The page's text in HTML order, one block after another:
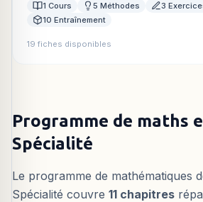
1 Cours 5 Méthodes
3
10 Entraînement
19 fiches disponibles
Programme de maths
Spécialité
Le programme de mathématiques
Spécialité couvre 11 chapitres